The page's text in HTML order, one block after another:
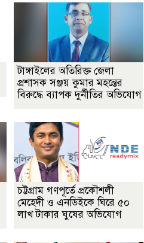
টাঙ্গাইলের অতিরিক্ত জেলা
প্রশাসক সঞ্জয় কুমার মহন্তের
বিরুদ্ধে ব্যাপক দুর্নীতির অভিযোগ
চট্টগ্রাম গণপূর্তে প্রকৌশলী
মেহেদী ও এনডিইকে ঘিরে ৫০
লাখ টাকার ঘুষের অভিযোগ